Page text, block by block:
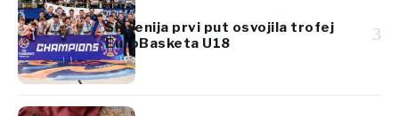
Slovenija prvi put osvojila trofej
EuroBasketa U18
3